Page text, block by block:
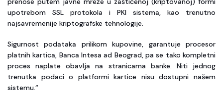
upotrebom SSL protokola i PKI sistema, kao trenutno
najsavremenije kriptografske tehnologije.
Sigurnost podataka prilikom kupovine, garantuje procesor
platnih kartica, Banca Intesa ad Beograd, pa se tako kompletni
proces naplate obavlja na stranicama banke. Niti jednog
trenutka podaci o platformi kartice nisu dostupni našem
sistemu.“